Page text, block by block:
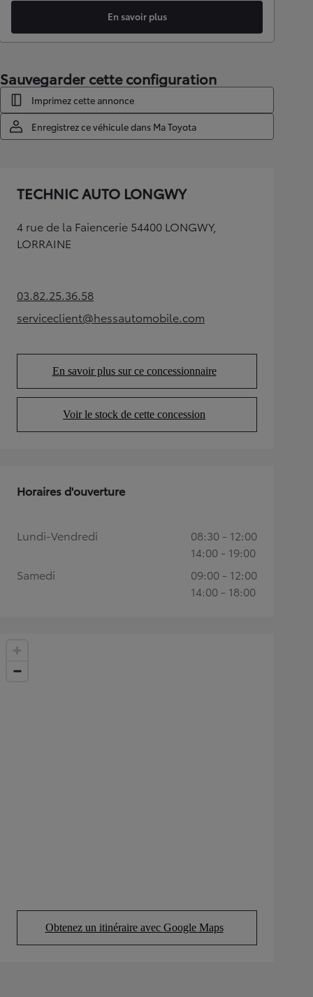
En savoir plus
Sauvegarder cette configuration
Imprimez cette annonce
Enregistrez ce véhicule dans Ma Toyota
TECHNIC AUTO LONGWY
4 rue de la Faiencerie 54400 LONGWY,
LORRAINE
03.82.25.36.58(Opens in new tab)
serviceclient@hessautomobile.com
(Opens in new tab)
En savoir plus sur ce concessionnaire
(Opens in new tab)
Voir le stock de cette concession
(Opens in new tab)
Obtenez un itinéraire avec Google Maps
(Opens in new tab)
Horaires d'ouverture
Lundi-Vendredi
08:30 - 12:00
14:00 - 19:00
Samedi
09:00 - 12:00
14:00 - 18:00